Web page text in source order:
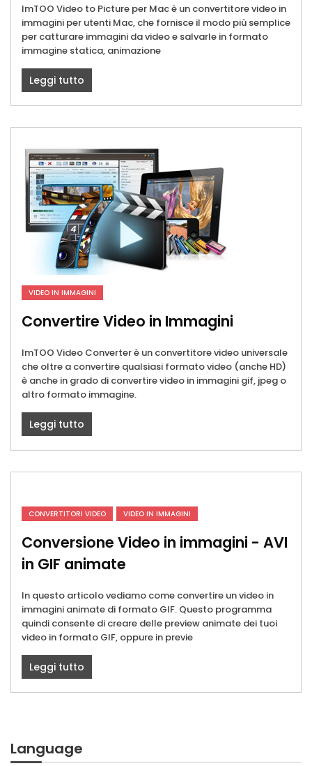
ImTOO Video to Picture per Mac è un convertitore video in
immagini per utenti Mac, che fornisce il modo più semplice
per catturare immagini da video e salvarle in formato
immagine statica, animazione
Leggi tutto
VIDEO IN IMMAGINI
Convertire Video in Immagini
ImTOO Video Converter è un convertitore video universale
che oltre a convertire qualsiasi formato video (anche HD)
è anche in grado di convertire video in immagini gif, jpeg o
altro formato immagine.
Leggi tutto
CONVERTITORI VIDEO VIDEO IN IMMAGINI
Conversione Video in immagini - AVI
in GIF animate
In questo articolo vediamo come convertire un video in
immagini animate di formato GIF. Questo programma
quindi consente di creare delle preview animate dei tuoi
video in formato GIF, oppure in previe
Leggi tutto
Language